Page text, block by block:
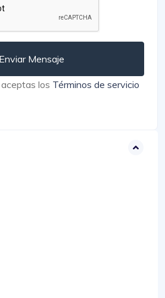
Enviar Mensaje
los Términos de servicio